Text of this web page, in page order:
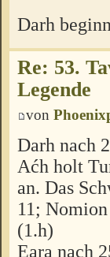
Darh
Re: 53.
Legende
von
Darh nach
Aćh holt
an. Das
11;
(1.h)
Eara nach